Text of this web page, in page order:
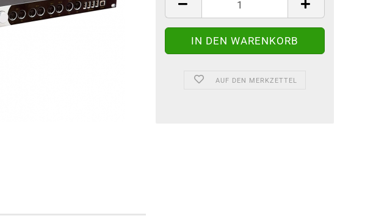
AUF DEN MERKZETTEL